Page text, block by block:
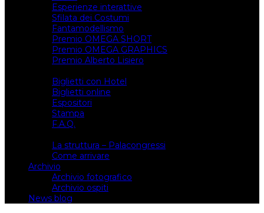
Esperienze interattive
Sfilata dei Costumi
Fantamodellismo
Premio OMEGA SHORT
Premio OMEGA GRAPHICS
Premio Alberto Lisiero
Biglietti con Hotel
Biglietti online
Espositori
Stampa
F.A.Q.
La struttura – Palacongressi
Come arrivare
Archivio
Archivio fotografico
Archivio ospiti
News blog